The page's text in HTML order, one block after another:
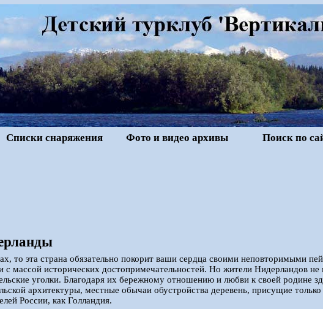
Списки снаряжения Фото и видео архивы Поиск по
то эта страна обязательно покорит ваши сердца своими неповторимыми
массой исторических достопримечательностей. Но жители Нидерландов не
уголки. Благодаря их бережному отношению и любви к своей родине
архитектуры, местные обычаи обустройства деревень, присущие только
России, как Голландия.